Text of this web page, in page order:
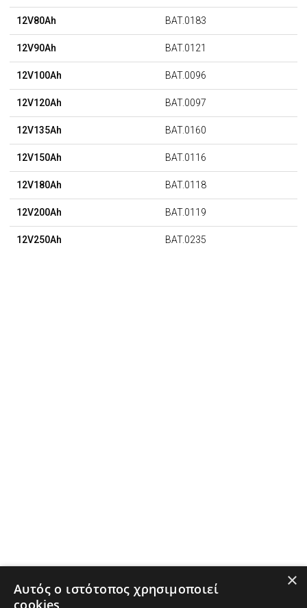
12V80Ah BAT.0183
12V90Ah BAT.0121
12V100Ah BAT.0096
12V120Ah BAT.0097
12V135Ah BAT.0160
12V150Ah BAT.0116
12V180Ah BAT.0118
12V200Ah BAT.0119
12V250Ah BAT.0235
×
Αυτός ο ιστότοπος χρησιμοποιεί
cookies